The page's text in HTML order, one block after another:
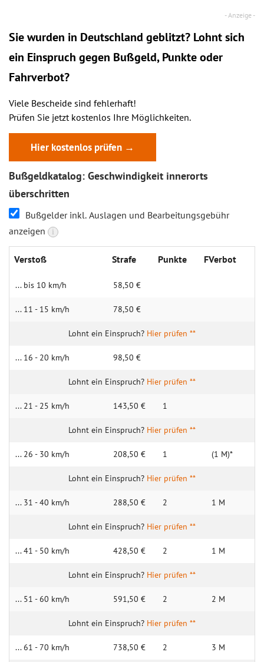
Sie wurden in Deutschland geblitzt? Lohnt sich
ein Einspruch gegen Bußgeld, Punkte oder
Fahrverbot?
Viele Bescheide sind fehlerhaft!
Prüfen Sie jetzt kostenlos Ihre Möglichkeiten.
Hier kostenlos prüfen →
Bußgeldkatalog: Geschwindigkeit innerorts
überschritten
Bußgelder inkl. Auslagen und Bearbeitungsgebühr
anzeigen
i
Verstoß Strafe Punkte FVerbot
... bis 10 km/h 58,50 €
... 11 - 15 km/h 78,50 €
Hier prüfen **
... 16 - 20 km/h 98,50 €
Hier prüfen **
... 21 - 25 km/h 143,50 € 1
Hier prüfen **
... 26 - 30 km/h 208,50 € 1 (1 M)*
Hier prüfen **
... 31 - 40 km/h 288,50 € 2 1 M
Hier prüfen **
... 41 - 50 km/h 428,50 € 2 1 M
Hier prüfen **
... 51 - 60 km/h 591,50 € 2 2 M
Hier prüfen **
... 61 - 70 km/h 738,50 € 2 3 M